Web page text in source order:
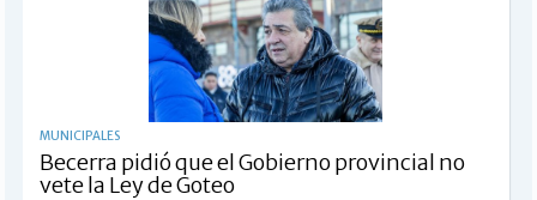
MUNICIPALES
Becerra pidió que el Gobierno provincial no
vete la Ley de Goteo